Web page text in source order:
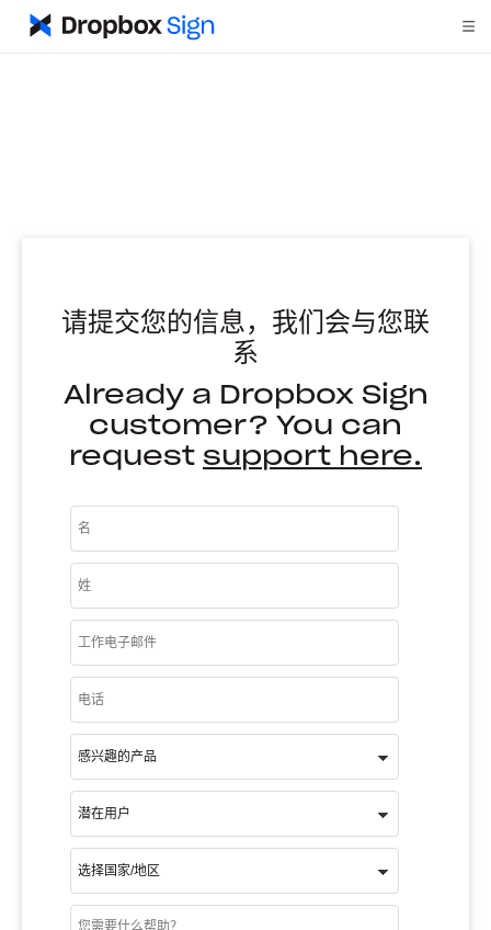
请提交您的信息，我们会与您联
系
Already a Dropbox Sign
customer? You can
request support here.